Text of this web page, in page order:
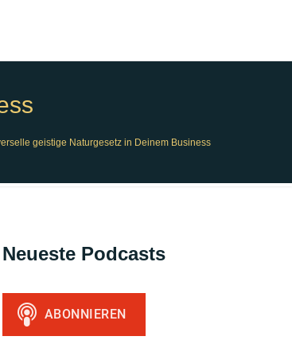
geistige Naturgesetz in Deinem Business
Neueste Podcasts